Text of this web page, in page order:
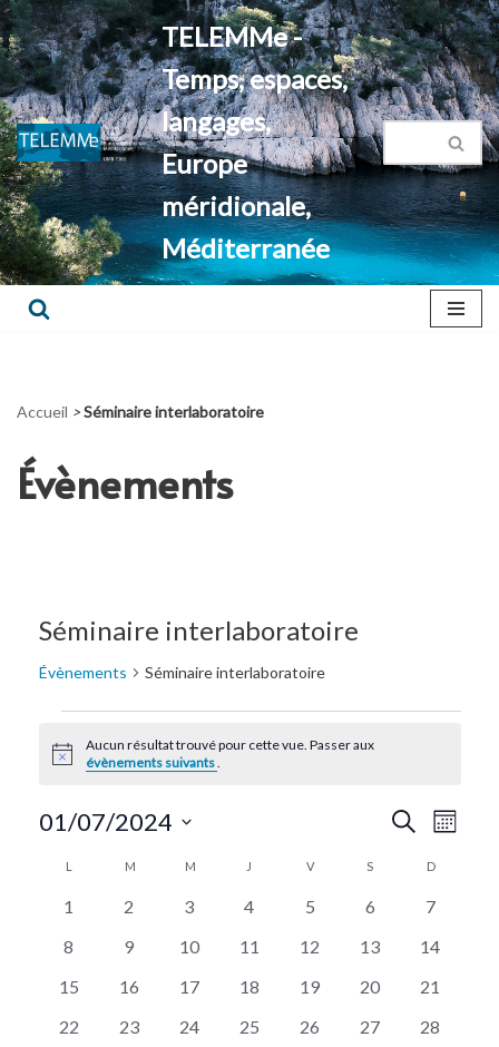
Aller
au
contenu
TELEMMe -
Temps, espaces,
langages,
Europe
méridionale,
Méditerranée
Accueil >Séminaire interlaboratoire
Évènements
Séminaire interlaboratoire
Évènements Séminaire interlaboratoire
Notice
Aucun résultat trouvé pour cette vue. Passer aux
évènements suivants.
de
vues
Recherche
Mois
01/07/2024
date.
Calendrier
de
Évènements
L M M J V S D
0
1
0
2
0
3
0
4
0
5
0
6
0
7
0
8
0
9
0
10
0
11
0
12
0
13
0
14
0
15
0
16
0
17
0
18
0
19
0
20
0
21
0
22
0
23
0
24
0
25
0
26
0
27
0
28